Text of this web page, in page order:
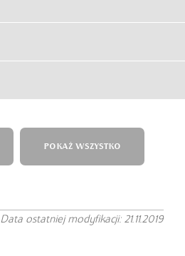
POKAŻ WSZYSTKO
Data ostatniej modyfikacji: 21.11.2019